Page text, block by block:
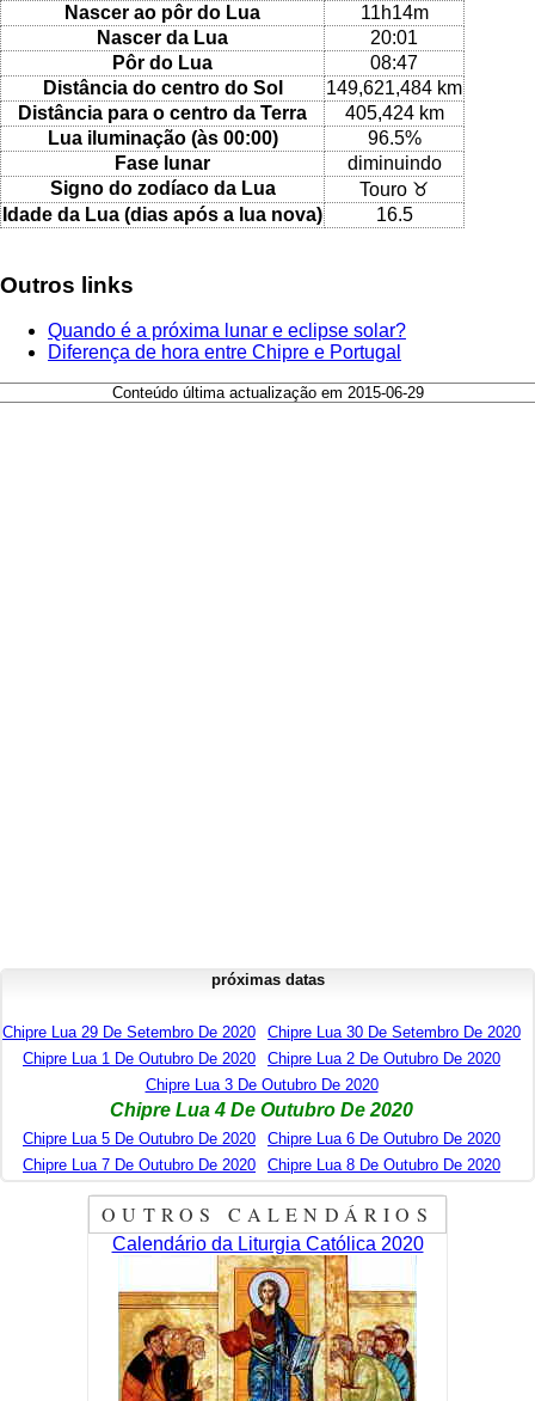
Nascer ao pôr do Lua
11h14m
Nascer da Lua
20:01
Pôr do Lua
08:47
Distância do centro do Sol
149,621,484 km
Distância para o centro da Terra
405,424 km
Lua iluminação (às 00:00)
96.5%
Fase lunar
diminuindo
Signo do zodíaco da Lua
Touro ♉
Idade da Lua (dias após a lua nova)
16.5
Outros links
Quando é a próxima lunar e eclipse solar?
Diferença de hora entre Chipre e Portugal
Conteúdo última actualização em 2015-06-29
próximas datas
Chipre Lua 29 De Setembro De 2020
Chipre Lua 30 De Setembro De 2020
Chipre Lua 1 De Outubro De 2020
Chipre Lua 2 De Outubro De 2020
Chipre Lua 3 De Outubro De 2020
Chipre Lua 4 De Outubro De 2020
Chipre Lua 5 De Outubro De 2020
Chipre Lua 6 De Outubro De 2020
Chipre Lua 7 De Outubro De 2020
Chipre Lua 8 De Outubro De 2020
OUTROS CALENDÁRIOS
Calendário da Liturgia Católica 2020